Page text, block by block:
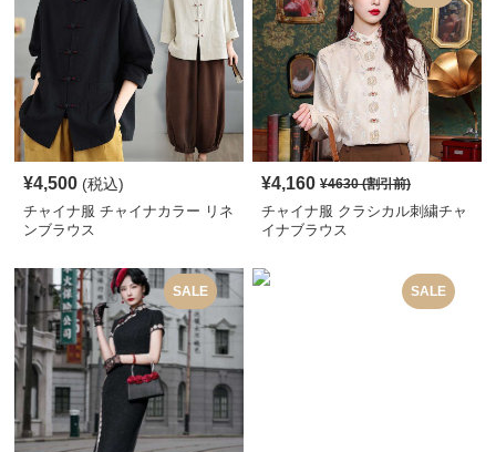
¥4,500 (税込)
チャイナ服 チャイナカラー リネ
ンブラウス
¥4,160 ¥4630(割引前)
チャイナ服 クラシカル刺繍チャ
イナブラウス
SALE SALE